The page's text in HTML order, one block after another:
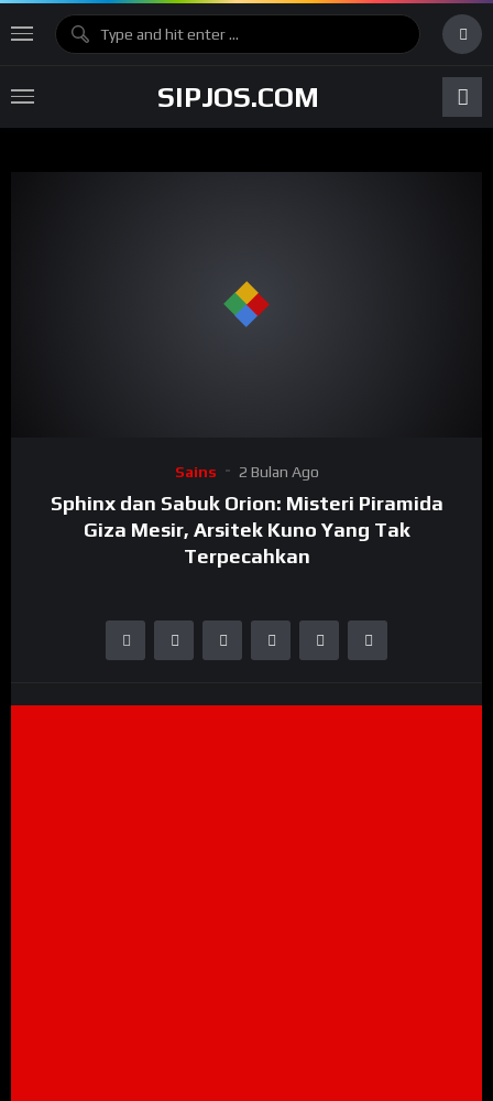
SIPJOS.COM
Sains 2 Bulan Ago
Sphinx dan Sabuk Orion: Misteri Piramida
Giza Mesir, Arsitek Kuno Yang Tak
Terpecahkan